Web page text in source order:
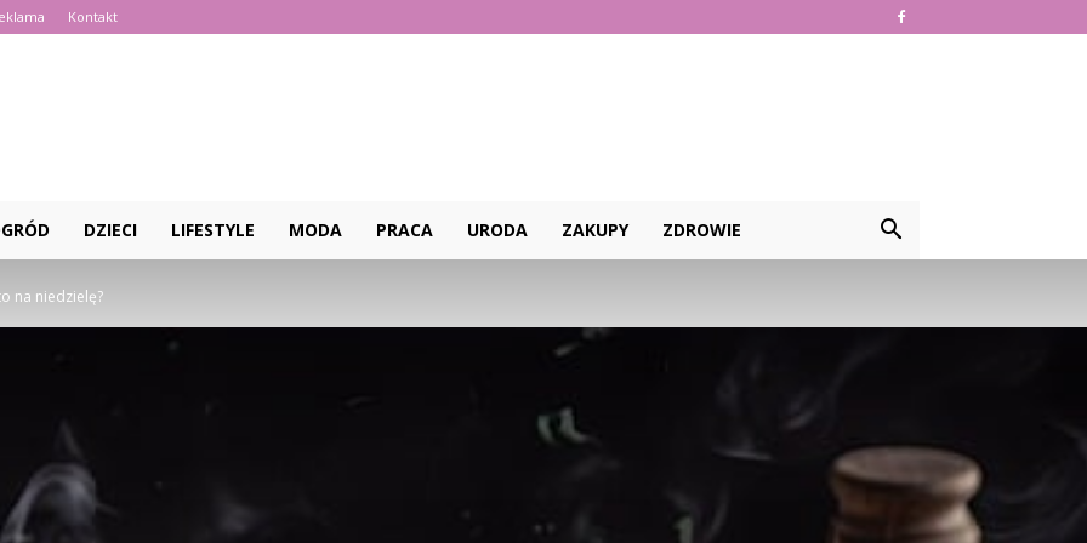
Kontakt
DZIECI LIFESTYLE MODA PRACA URODA ZAKUPY ZDROWIE
na niedzielę?